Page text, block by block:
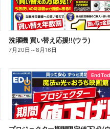
洗濯機 買い替え応援!!(ウラ)
7月20日 ～8月16日
End